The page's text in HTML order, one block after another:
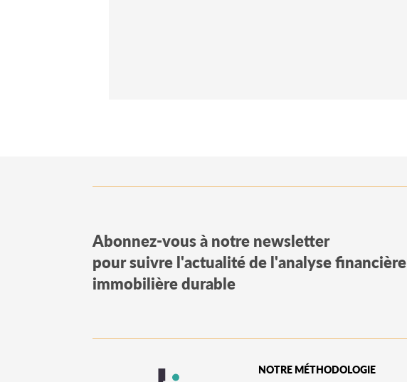
Abonnez-vous à notre newsletter
pour suivre l'actualité de l'analyse financière
immobilière durable
NOTRE MÉTHODOLOGIE